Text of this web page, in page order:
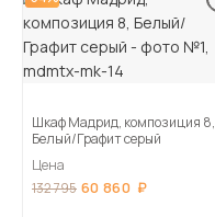
Шкаф Мадрид, композиция 8,
Белый/Графит серый
Цена
132 795 60 860